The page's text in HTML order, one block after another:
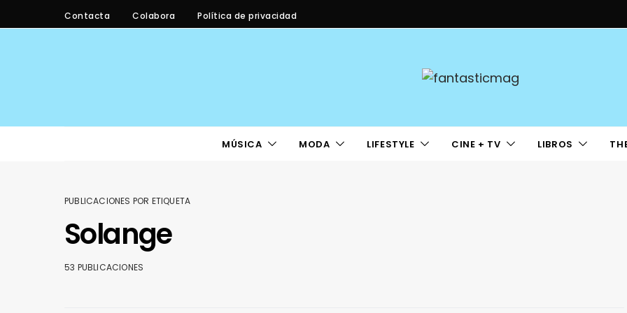
Contacta Colabora Política de privacidad
MÚSICA MODA LIFESTYLE CINE + TV LIBROS
PUBLICACIONES POR ETIQUETA
Solange
53 PUBLICACIONES